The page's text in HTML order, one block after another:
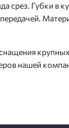
срез. Губки
нашей